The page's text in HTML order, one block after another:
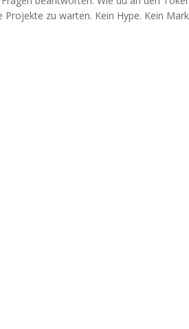
zu warten. Kein Hype. Kein